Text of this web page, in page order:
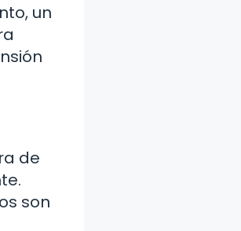
un
de
son